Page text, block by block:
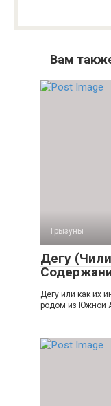
Вам
Грызуны
Дегу
Дегу или как их
родом из Южной